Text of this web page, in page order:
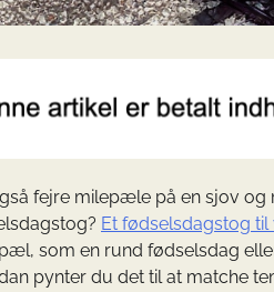
fejre milepæle på en sjov
Et fødselsdagstog
som en rund fødselsdag
pynter du det til at matche